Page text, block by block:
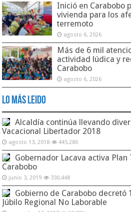
Inició en Carabobo
vivienda para los
terremoto
agosto 6, 2026
Más de 6 mil
actividad lúdica y
Carabobo
agosto 6, 2026
Lo Más Leido
Alcaldía continúa llevando
Vacacional Libertador 2018
agosto 13, 2018 445,280
Gobernador Lacava activa Plan
Carabobo
junio 3, 2019 330,448
Gobierno de Carabobo decretó
Júbilo Regional No Laborable